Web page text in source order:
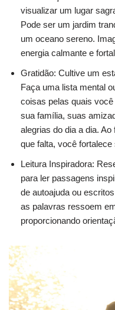
visualizar um lugar
Pode ser um jardim
um oceano sereno.
energia calmante e
Gratidão: Cultive um
Faça uma lista mental
coisas pelas quais
sua família, suas
alegrias do dia a dia.
que falta, você
Leitura Inspiradora:
para ler passagens
de autoajuda ou
as palavras ressoem
proporcionando